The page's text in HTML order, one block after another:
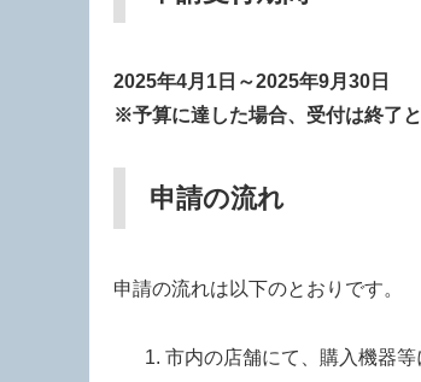
2025年4月1日～2025年9月30日
※予算に達した場合、受付は終了
申請の流れ
申請の流れは以下のとおりです。
市内の店舗にて、購入機器